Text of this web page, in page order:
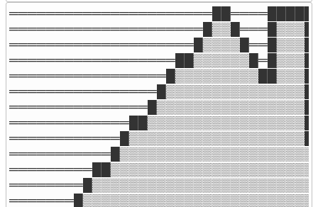
══════════════════════██════█████
═════════════════════█▒▒█═══█▒▒▒█
════════════════════█▒▒▒▒█══█▒▒▒█
══════════════════██▒▒▒▒▒▒█═█▒▒▒█
═════════════════█▒▒▒▒▒▒▒▒▒██▒▒▒█
════════════════█▒▒▒▒▒▒▒▒▒▒▒▒▒▒▒█
═══════════════█▒▒▒▒▒▒▒▒▒▒▒▒▒▒▒▒█
═════════════██▒▒▒▒▒▒▒▒▒▒▒▒▒▒▒▒▒█